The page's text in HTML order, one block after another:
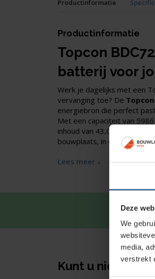
Deze
We
media,
verstrekt
Productinformatie
Productinformatie
Topcon
batterij voor
Werk je dagelijks met een
vervanging toe? De
energiebron die perfect
Met een capaciteit van
inhoud van 43,09 Wh haal
bouwplaats, in de sleuf of bij
Lees meer
Kunt u niet